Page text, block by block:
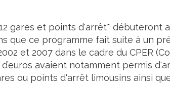
gares et points d'arrêt* débuteront
que ce programme fait suite à un
et 2007 dans le cadre du CPER
avaient notamment permis
ou points d'arrêt limousins ainsi